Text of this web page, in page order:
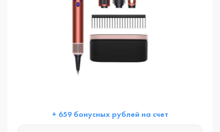
+ 659 бонусных рублей на счет